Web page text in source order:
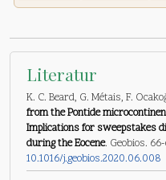
Literatur
K. C. Beard, G. Métais, F.
from the Pontide
Implications for sweepstakes
during the Eocene. Geobios. 66-
10.1016/j.geobios.2020.06.008